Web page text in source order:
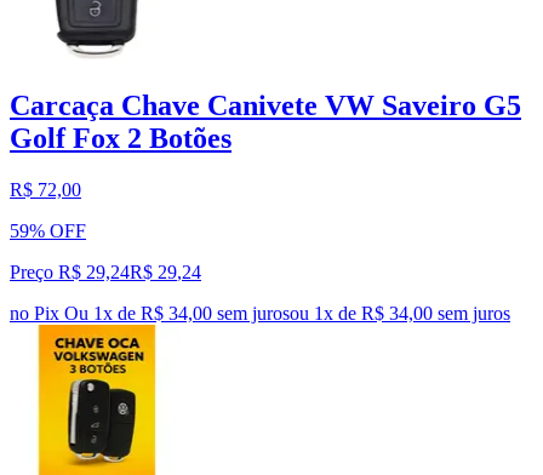
Carcaça Chave Canivete VW Saveiro G5
Golf Fox 2 Botões
R$ 72,00
59% OFF
Preço R$ 29,24R$ 29,24
no Pix Ou 1x de R$ 34,00 sem jurosou 1x de R$ 34,00 sem juros